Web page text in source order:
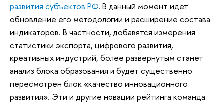
развития субъектов РФ. В данный момент идет
обновление его методологии и расширение состава
индикаторов. В частности, добавятся измерения
статистики экспорта, цифрового развития,
креативных индустрий, более развернутым станет
анализ блока образования и будет существенно
пересмотрен блок «качество инновационного
развития». Эти и другие новации рейтинга команда